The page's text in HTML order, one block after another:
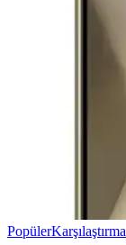
PopülerKarşılaştırma